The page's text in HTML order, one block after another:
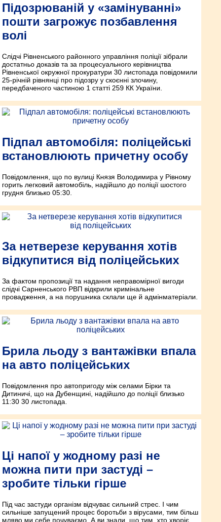
Підозрюваній у «замінуванні»
пошти загрожує позбавлення
волі
Слідчі Рівненського районного управління поліції зібрали
достатньо доказів та за процесуального керівництва
Рівненської окружної прокуратури 30 листопада повідомили
25-річній рівнянці про підозру у скоєнні злочину,
передбаченого частиною 1 статті 259 КК України.
Підпал автомобіля: поліцейські
встановлюють причетну особу
Повідомлення, що по вулиці Князя Володимира у Рівному
горить легковий автомобіль, надійшло до поліції шостого
грудня близько 05:30.
За нетверезе керування хотів
відкупитися від поліцейських
За фактом пропозиції та надання неправомірної вигоди
слідчі Сарненського РВП відкрили кримінальне
провадження, а на порушника склали ще й адмінматеріали.
Брила льоду з вантажівки впала
на авто поліцейських
Повідомлення про автопригоду між селами Бірки та
Дитиничі, що на Дубенщині, надійшло до поліції близько
11:30 30 листопада.
Ці напої у жодному разі не
можна пити при застуді –
зробите тільки гірше
Під час застуди організм відчуває сильний стрес. І чим
сильніше запущений процес боротьби з вірусами, тим більш
мляво ми себе почуваємо. А ви знали, що тим, хто хворіє,